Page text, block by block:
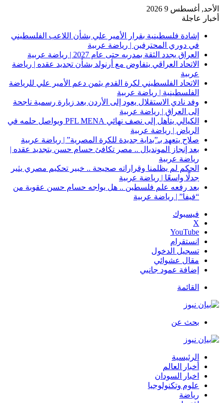
الأحد, أغسطس 9 2026
أخبار عاجلة
إشادة فلسطينية بقرار الأمير علي بشأن اللاعب الفلسطيني
في دوري المحترفين | رياضة عربية
العراق يجدد الثقة بمدربه حتى عام 2027 | رياضة عربية
الاتحاد العراقي يتفاوض مع أرنولد بشأن تجديد عقده | رياضة
عربية
الاتحاد الفلسطيني لكرة القدم يثمن دعم الأمير علي للرياضة
الفلسطينية | رياضة عربية
وفد نادي الاستقلال يعود إلى الأردن بعد زيارة رسمية ناجحة
إلى العراق | رياضة عربية
الكيالي يتأهل إلى نصف نهائي PFL MENA ويواصل حلمه في
الرياض | رياضة عربية
صلاح يتعهد بـ”بداية جديدة للكرة المصرية” | رياضة عربية
بعد إنجاز المونديال .. مصر تكافئ حسام حسن بتجديد عقده |
رياضة عربية
الحكم لم يظلمنا وقراراته صحيحة .. خبير تحكيم مصري يثير
جدلًا واسعًا | رياضة عربية
بعد رفعه علم فلسطين .. هل يواجه حسام حسن عقوبة من
“فيفا” | رياضة عربية
فيسبوك
‫X
‫YouTube
انستقرام
تسجيل الدخول
مقال عشوائي
إضافة عمود جانبي
القائمة
بحث عن
الرئيسية
أخبار العالم
اخبار السودان
علوم وتكنولوجيا
رياضة